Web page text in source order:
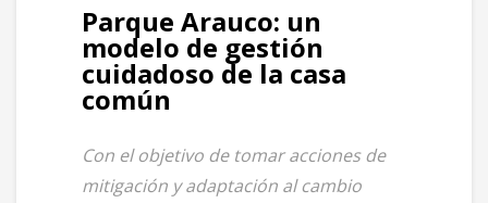
Parque Arauco: un
modelo de gestión
cuidadoso de la casa
común
Con el objetivo de tomar acciones de
mitigación y adaptación al cambio